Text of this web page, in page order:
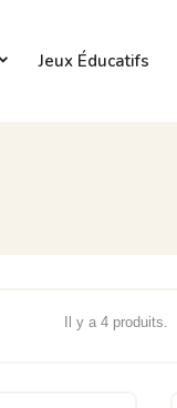
Jeux Éducatifs
Il y a 4 produits.